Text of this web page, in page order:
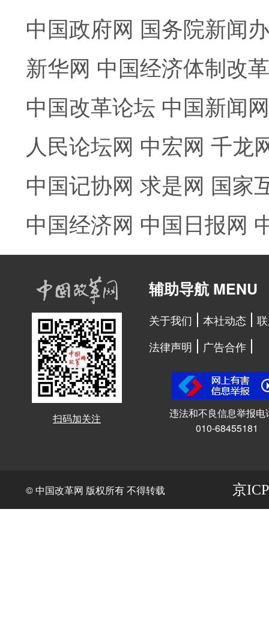
中国政府网 国务院新闻
新华网 中国经济体制改
中国改革论坛 中国新闻网
人民论坛网 中宏网 千龙
中国记协网 求是网 国家
中国经济网 中国日报网
扫码加关注
辅助导航 MENU
关于我们 本社动态
法律声明
广告合作
违法和不良信息举报电
010-68455181
© 中国改革网 版权所有 不得转载 京